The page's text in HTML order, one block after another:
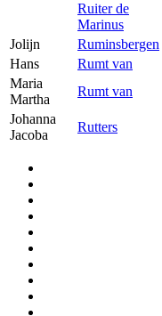
Ruiter de
Marinus
Jolijn
Ruminsbergen
Hans
Rumt van
Maria
Martha
Rumt van
Johanna
Jacoba
Rutters